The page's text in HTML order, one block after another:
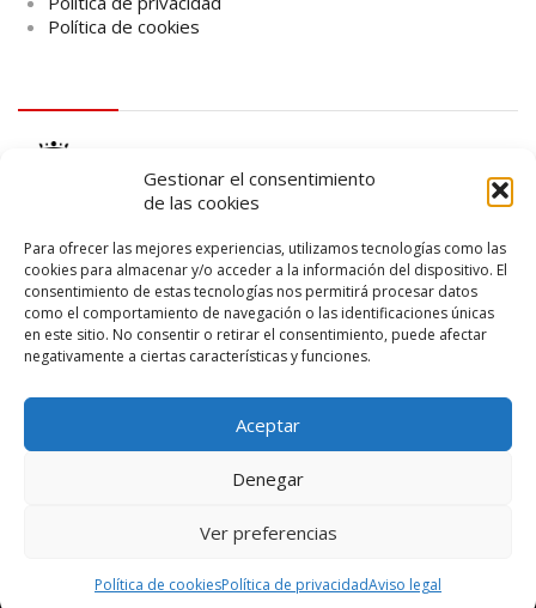
Gestionar el consentimiento
de las cookies
Para ofrecer las mejores experiencias, utilizamos tecnologías como las
cookies para almacenar y/o acceder a la información del dispositivo. El
consentimiento de estas tecnologías nos permitirá procesar datos
como el comportamiento de navegación o las identificaciones únicas
en este sitio. No consentir o retirar el consentimiento, puede afectar
negativamente a ciertas características y funciones.
Aceptar
Denegar
Ver preferencias
Política de cookiesPolítica de privacidadAviso legal
Política de cookies
logo SID
Diseño web porSolucionetyCibernatural